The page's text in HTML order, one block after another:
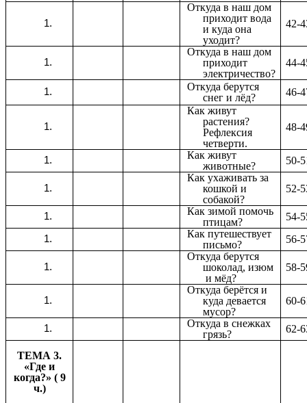
Откуда в наш дом
приходит вода
и куда она
уходит?
42-
Откуда в наш дом
приходит
электричество?
44-
Откуда берутся
снег и лёд?
46-
Как живут
растения?
Рефлексия
четверти.
48-
Как живут
животные?
50-
Как ухаживать за
кошкой и
собакой?
52-
Как зимой помочь
птицам?
54-
Как путешествует
письмо?
56-
Откуда берутся
шоколад, изюм
и мёд?
58-
Откуда берётся и
куда девается
мусор?
60-
Откуда в снежках
грязь?
62-
ТЕМА 3.
«Где и
когда?» ( 9
ч.)